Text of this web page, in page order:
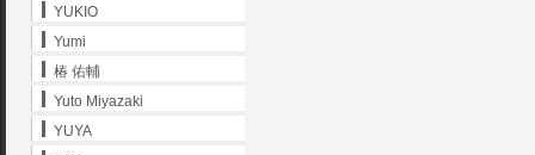
YUKIO
Yumi
椿 佑輔
Yuto Miyazaki
YUYA